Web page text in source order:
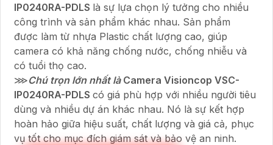
IP0240RA-PDLS là sự lựa chọn lý tưởng cho nhiều
công trình và sản phẩm khác nhau. Sản phẩm
được làm từ nhựa Plastic chất lượng cao, giúp
camera có khả năng chống nước, chống nhiễu và
có tuổi thọ cao.
⋙Chú trọn lớn nhất là Camera Visioncop VSC-
IP0240RA-PDLS có giá phù hợp với nhiều người tiêu
dùng và nhiều dự án khác nhau. Nó là sự kết hợp
hoàn hảo giữa hiệu suất, chất lượng và giá cả, phục
vụ tốt cho mục đích giám sát và bảo vệ an ninh.